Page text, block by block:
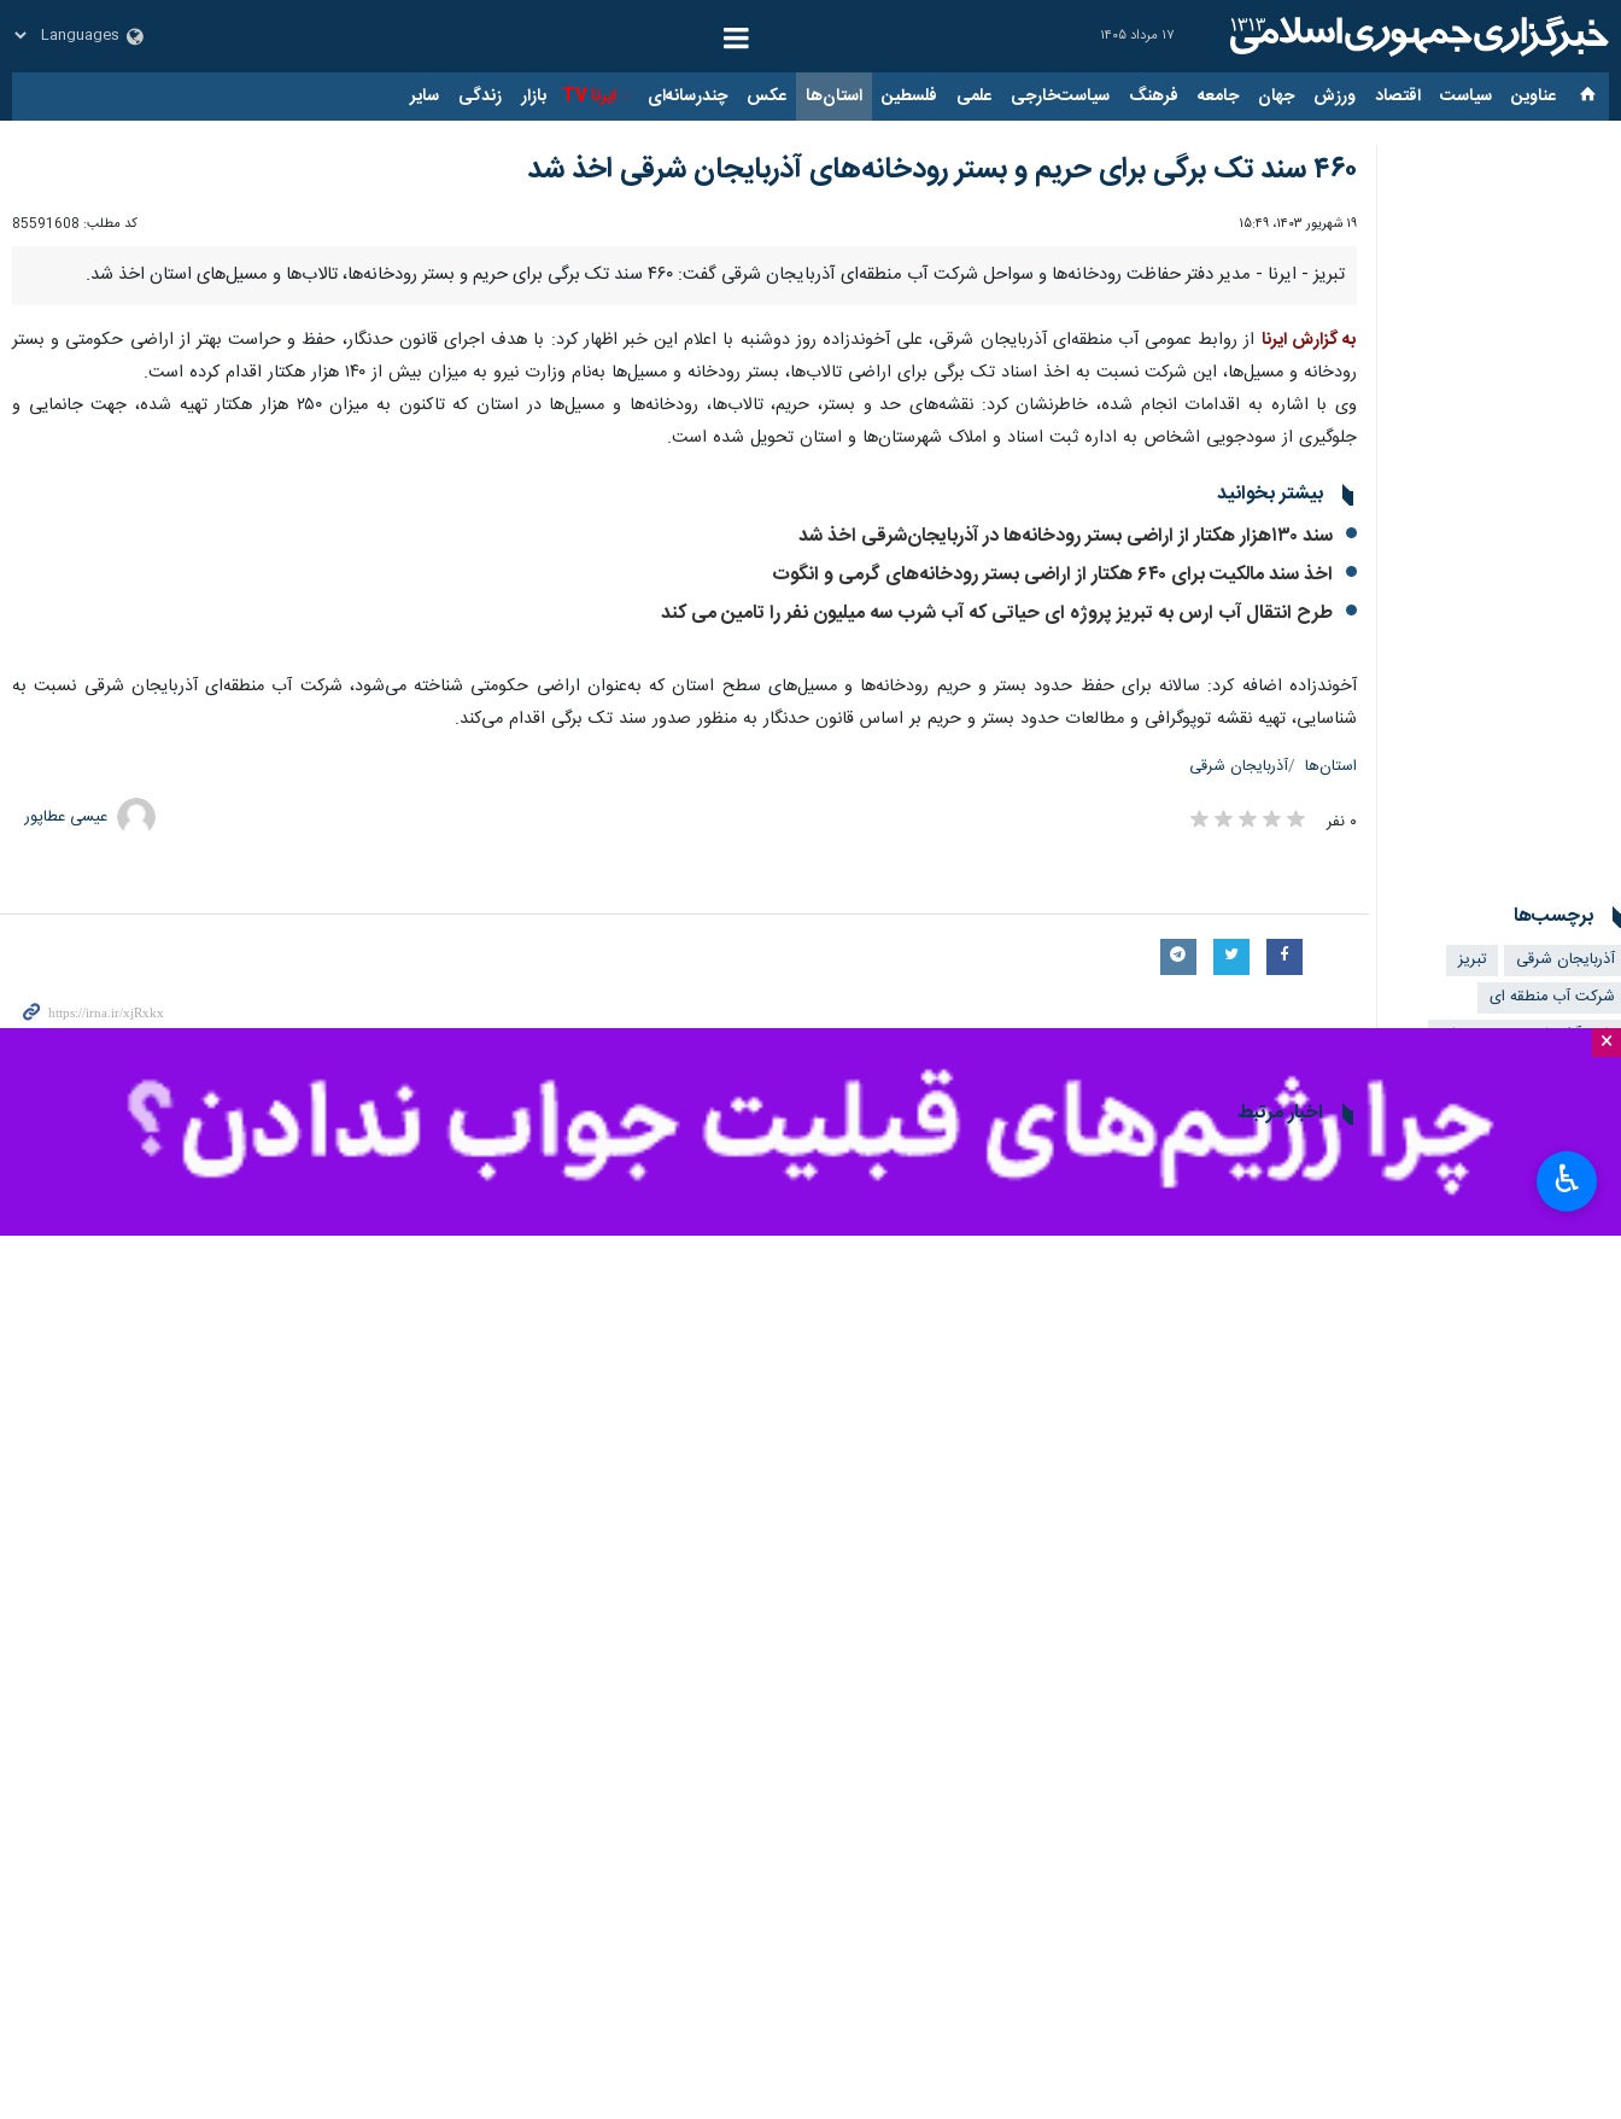
۱۷ مرداد ۱۴۰۵
عناوین‌ سیاست اقتصاد ورزش جهان جامعه فرهنگ سیاست‌خارجی علمی فلسطین استان‌ها عکس چندرسانه‌ای ایرنا TV بازار زندگی سایر
×
۴۶۰ سند تک برگی برای حریم و بستر رودخانه‌های آذربایجان شرقی اخذ شد
۱۹ شهریور ۱۴۰۳، ۱۵:۴۹ کد مطلب: 85591608
تبریز - ایرنا - مدیر دفتر حفاظت رودخانه‌ها و سواحل شرکت آب منطقه‌ای آذربایجان شرقی گفت: ۴۶۰ سند تک برگی برای حریم و بستر رودخانه‌ها، تالاب‌ها و مسیل‌های استان اخذ شد.
به گزارش ایرنا از روابط عمومی آب منطقه‌ای آذربایجان شرقی، علی آخوندزاده روز دوشنبه با اعلام این خبر اظهار کرد: با هدف اجرای قانون حدنگار، حفظ و حراست بهتر از اراضی حکومتی و بستر
رودخانه و مسیل‌ها، این شرکت نسبت به اخذ اسناد تک برگی برای اراضی تالاب‌ها، بستر رودخانه و مسیل‌ها به‌نام وزارت نیرو به میزان بیش از ۱۴۰ هزار هکتار اقدام کرده است.
وی با اشاره به اقدامات انجام شده، خاطرنشان کرد: نقشه‌های حد و بستر، حریم، تالاب‌ها، رودخانه‌ها و مسیل‌ها در استان که تاکنون به میزان ۲۵۰ هزار هکتار تهیه شده، جهت جانمایی و
جلوگیری از سودجویی اشخاص به اداره ثبت اسناد و املاک شهرستان‌ها و استان تحویل شده است.
بیشتر بخوانید
سند ۱۳۰هزار هکتار از اراضی بستر رودخانه‌ها در آذربایجان‌شرقی اخذ شد
اخذ سند مالکیت برای ۶۴۰ هکتار از اراضی بستر رودخانه‌های گرمی و انگوت
طرح انتقال آب ارس به تبریز پروژه ای حیاتی که آب شرب سه میلیون نفر را تامین می کند
آخوندزاده اضافه کرد: سالانه برای حفظ حدود بستر و حریم رودخانه‌ها و مسیل‌های سطح استان که به‌عنوان اراضی حکومتی شناخته می‌شود، شرکت آب منطقه‌ای آذربایجان شرقی نسبت به
شناسایی، تهیه نقشه توپوگرافی و مطالعات حدود بستر و حریم بر اساس قانون حدنگار به منظور صدور سند تک برگی اقدام می‌کند.
استان‌ها آذربایجان شرقی
۰ نفر عیسی عطاپور
برچسب‌ها
آذربایجان شرقی
تبریز
شرکت آب منطقه ای
طرح آزادسازی حریم رودخانه
اخبار مرتبط
مدیرعامل شرکت آب منطقه‌ای:
سند ۱۳۰هزار هکتار از اراضی بستر رودخانه‌ها در آذربایجان‌شرقی اخذ شد ♿︎